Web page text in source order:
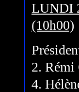
LUNDI
(10h00)
2.
4.